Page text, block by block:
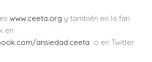
www.ceeta.org y también en la fan
en
ansiedad.ceeta o en Twitter